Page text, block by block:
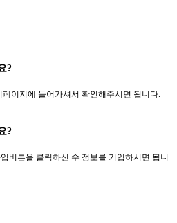
?
이지에 들어가셔서 확인해주시면 됩니다.
?
버튼을 클릭하신 수 정보를 기입하시면 됩니